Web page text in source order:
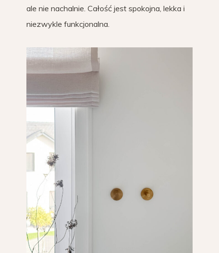
ale nie nachalnie. Całość jest spokojna, lekka i
niezwykle funkcjonalna.